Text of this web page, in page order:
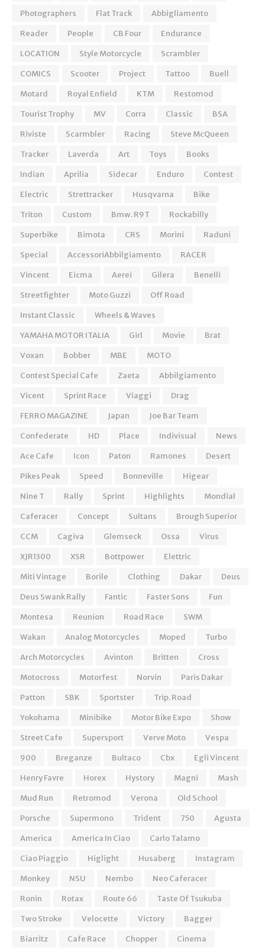
Photographers
Flat Track
Abbigliamento
Reader
People CB Four
Endurance
LOCATION
Style Motorcycle
Scrambler
COMICS
Scooter Project Tattoo
Buell
Motard
Royal Enfield KTM
Restomod
Tourist Trophy
MV Corra Classic
BSA
Riviste
Scarmbler Racing
Steve McQueen
Tracker
Laverda Art Toys
Books
Indian
Aprilia Sidecar Enduro
Contest
Electric
Strettracker Husqvarna
Bike
Triton
Custom Bmw. R9T
Rockabilly
Superbike
Bimota CRS Morini
Raduni
Special
AccessoriAbbilgiamento
RACER
Vincent
Eicma Aerei Gilera
Benelli
Streetfighter
Moto Guzzi
Off Road
Instant Classic
Wheels & Waves
YAMAHA MOTOR ITALIA
Girl Movie
Brat
Voxan
Bobber MBE
MOTO
Contest Special Cafe
Zaeta
Abbilgiamento
Vicent
Sprint Race Viaggi
Drag
FERRO MAGAZINE
Japan
Joe Bar Team
Confederate
HD Place Indivisual
News
Ace Cafe
Icon Paton Ramones
Desert
Pikes Peak
Speed Bonneville
Higear
Nine T
Rally Sprint Highlights
Mondial
Caferacer
Concept Sultans
Brough Superior
CCM
Cagiva Glemseck Ossa
Virus
XJR1300
XSR Bottpower
Elettric
Miti Vintage
Borile Clothing Dakar
Deus
Deus Swank Rally
Fantic Faster Sons
Fun
Montesa
Reunion Road Race
SWM
Wakan
Analog Motorcycles Moped
Turbo
Arch Motorcycles
Avinton Britten
Cross
Motocross
Motorfest Norvin
Paris Dakar
Patton
SBK Sportster
Trip. Road
Yokohama
Minibike Motor Bike Expo
Show
Street Cafe
Supersport Verve Moto
Vespa
900
Breganze Bultaco Cbx
Egli Vincent
Henry Favre
Horex Hystory Magni
Mash
Mud Run
Retromod Verona
Old School
Porsche
Supermono Trident 750
Agusta
America
America In Ciao
Carlo Talamo
Ciao Piaggio
Higlight Husaberg
Instagram
Monkey
NSU Nembo
Neo Caferacer
Ronin
Rotax Route 66
Taste Of Tsukuba
Two Stroke
Velocette Victory
Bagger
Biarritz
Cafe Race Chopper Cinema